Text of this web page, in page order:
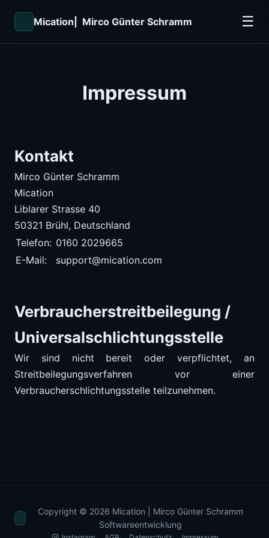
Mication | Mirco Günter Schramm ☰
Impressum
Kontakt
Mirco Günter Schramm
Mication
Liblarer Strasse 40
50321 Brühl, Deutschland
Telefon: 0160 2029665
E-Mail:
support@mication.com
Verbraucher­streit­beilegung /
Universal­schlichtungs­stelle
Wir sind nicht bereit oder verpflichtet, an
Streitbeilegungsverfahren vor einer
Verbraucherschlichtungsstelle teilzunehmen.
Copyright © 2026 Mication | Mirco Günter Schramm
Softwareentwicklung